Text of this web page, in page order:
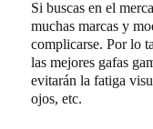
Si buscas en el
muchas marcas y
complicarse. Por lo
las mejores gafas
evitarán la fatiga
ojos, etc.